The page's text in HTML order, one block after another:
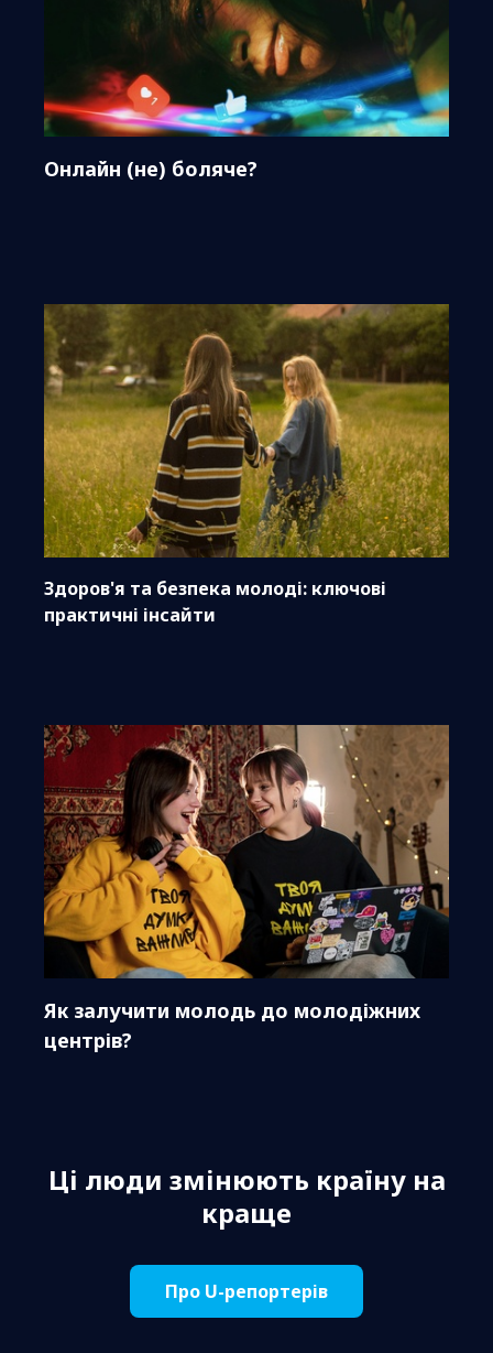
Онлайн (не) боляче?
Здоров'я та безпека молоді: ключові
практичні інсайти
Як залучити молодь до молодіжних
центрів?
Ці люди змінюють країну на
краще
Про U-репортерів